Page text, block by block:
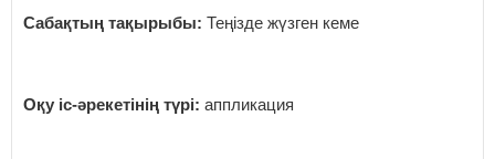
Сабақтың тақырыбы: Теңізде жүзген кеме
Оқу іс-әрекетінің түрі: аппликация